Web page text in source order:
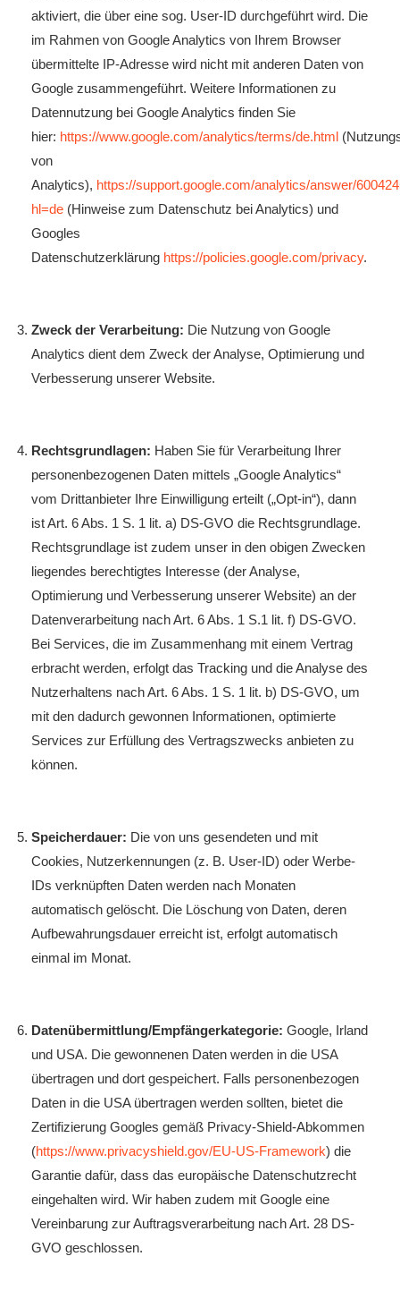
aktiviert, die über eine sog. User-ID durchgeführt wird. Die
im Rahmen von Google Analytics von Ihrem Browser
übermittelte IP-Adresse wird nicht mit anderen Daten von
Google zusammengeführt. Weitere Informationen zu
Datennutzung bei Google Analytics finden Sie
hier: https://www.google.com/analytics/terms/de.html
von
Analytics), https://support.google.com/analytics/answer/
hl=de (Hinweise zum Datenschutz bei Analytics) und
Googles
Datenschutzerklärung https://policies.google.com/privacy.
Zweck der Verarbeitung: Die Nutzung von Google
Analytics dient dem Zweck der Analyse, Optimierung und
Verbesserung unserer Website.
Rechtsgrundlagen: Haben Sie für Verarbeitung Ihrer
personenbezogenen Daten mittels „Google Analytics“
vom Drittanbieter Ihre Einwilligung erteilt („Opt-in“), dann
ist Art. 6 Abs. 1 S. 1 lit. a) DS-GVO die Rechtsgrundlage.
Rechtsgrundlage ist zudem unser in den obigen Zwecken
liegendes berechtigtes Interesse (der Analyse,
Optimierung und Verbesserung unserer Website) an der
Datenverarbeitung nach Art. 6 Abs. 1 S.1 lit. f) DS-GVO.
Bei Services, die im Zusammenhang mit einem Vertrag
erbracht werden, erfolgt das Tracking und die Analyse des
Nutzerhaltens nach Art. 6 Abs. 1 S. 1 lit. b) DS-GVO, um
mit den dadurch gewonnen Informationen, optimierte
Services zur Erfüllung des Vertragszwecks anbieten zu
können.
Speicherdauer: Die von uns gesendeten und mit
Cookies, Nutzerkennungen (z. B. User-ID) oder Werbe-
IDs verknüpften Daten werden nach Monaten
automatisch gelöscht. Die Löschung von Daten, deren
Aufbewahrungsdauer erreicht ist, erfolgt automatisch
einmal im Monat.
Datenübermittlung/Empfängerkategorie: Google, Irland
und USA. Die gewonnenen Daten werden in die USA
übertragen und dort gespeichert. Falls personenbezogen
Daten in die USA übertragen werden sollten, bietet die
Zertifizierung Googles gemäß Privacy-Shield-Abkommen
(https://www.privacyshield.gov/EU-US-Framework) die
Garantie dafür, dass das europäische Datenschutzrecht
eingehalten wird. Wir haben zudem mit Google eine
Vereinbarung zur Auftragsverarbeitung nach Art. 28 DS-
GVO geschlossen.